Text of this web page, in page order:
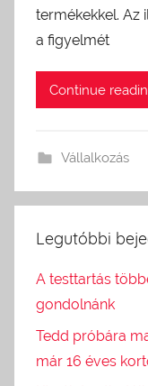
termékekkel. Az
a figyelmét
Continue
Vállalkozás
Legutóbbi
A testtartás
gondolnánk
Tedd próbára
már 16 éves